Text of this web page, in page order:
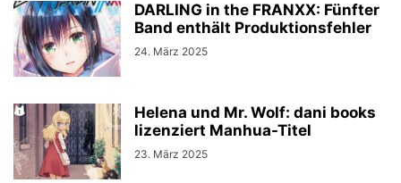
DARLING in the FRANXX: Fünfter
Band enthält Produktionsfehler
24. März 2025
Helena und Mr. Wolf: dani books
lizenziert Manhua-Titel
23. März 2025